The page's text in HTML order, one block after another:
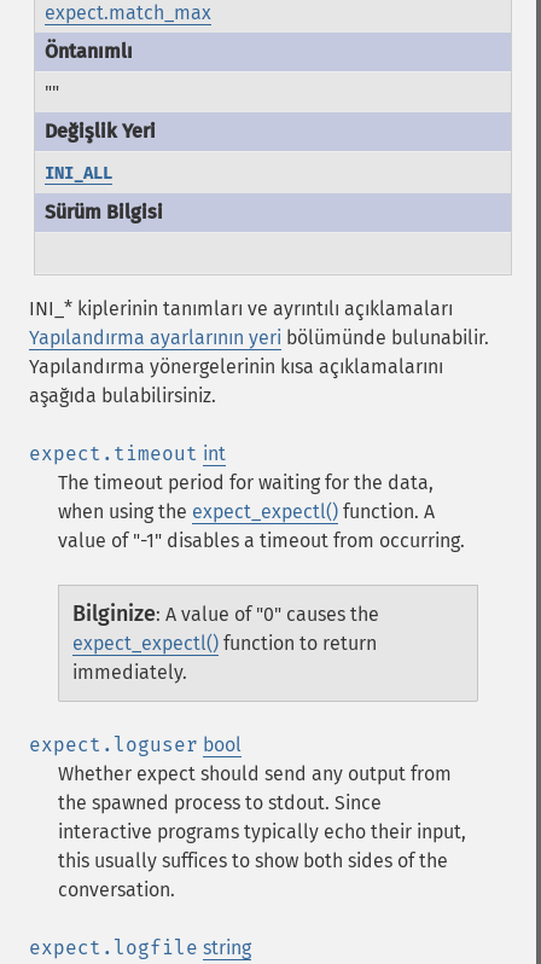
expect.match_max
""
INI_ALL
INI_* kiplerinin tanımları ve ayrıntılı açıklamaları
Yapılandırma ayarlarının yeri bölümünde bulunabilir.
Yapılandırma yönergelerinin kısa açıklamalarını
aşağıda bulabilirsiniz.
expect.timeout int
The timeout period for waiting for the data,
when using the expect_expectl() function. A
value of "-1" disables a timeout from occurring.
Bilginize: A value of "0" causes the
expect_expectl() function to return
immediately.
expect.loguser bool
Whether expect should send any output from
the spawned process to stdout. Since
interactive programs typically echo their input,
this usually suffices to show both sides of the
conversation.
expect.logfile string